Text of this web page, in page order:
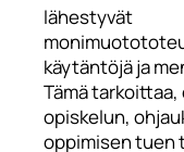
lähestyvät
käytäntöjä ja
Tämä
opiskelun,
oppimisen tuen